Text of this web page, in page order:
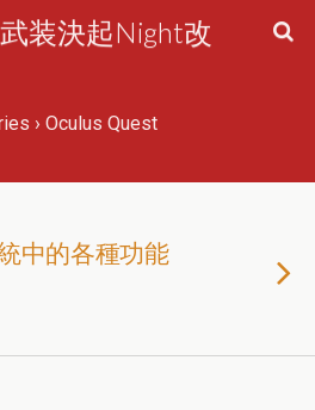
装決起Night改
› Oculus Quest
中的各種功能